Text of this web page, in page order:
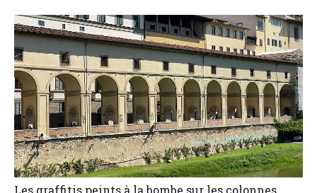
Les graffitis peints à la bombe sur les colonnes